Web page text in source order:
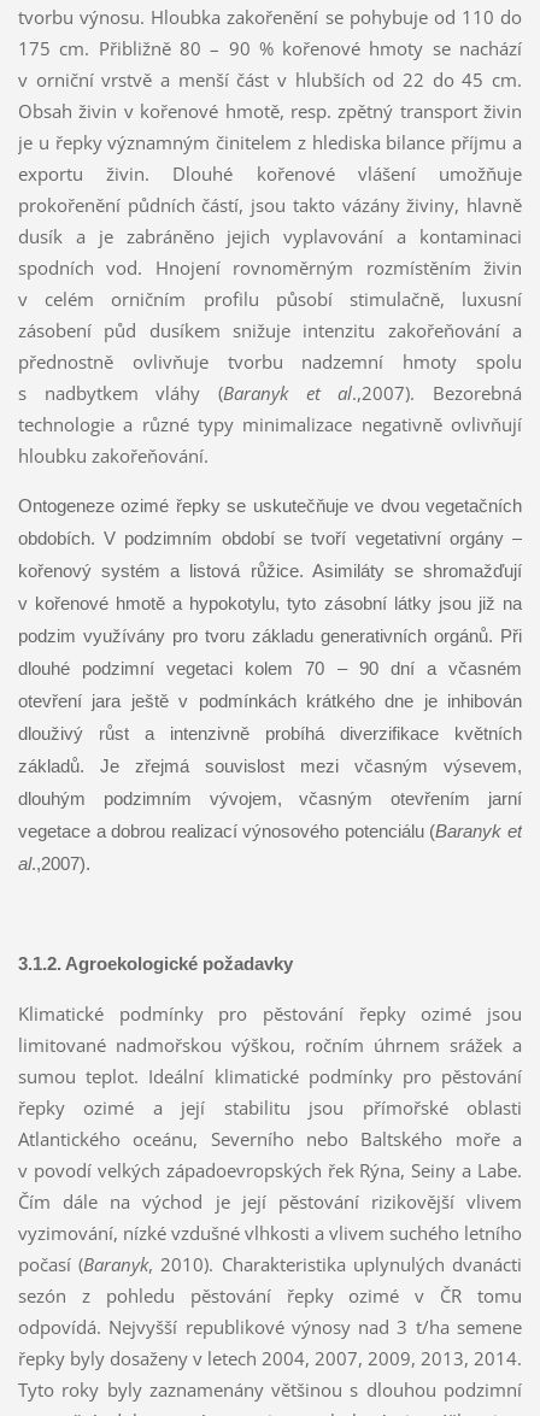
tvorbu výnosu. Hloubka zakořenění se pohybuje od 110 do
175 cm. Přibližně 80 – 90 % kořenové hmoty se nachází
v orniční vrstvě a menší část v hlubších od 22 do 45 cm.
Obsah živin v kořenové hmotě, resp. zpětný transport živin
je u řepky významným činitelem z hlediska bilance příjmu a
exportu živin. Dlouhé kořenové vlášení umožňuje
prokořenění půdních částí, jsou takto vázány živiny, hlavně
dusík a je zabráněno jejich vyplavování a kontaminaci
spodních vod. Hnojení rovnoměrným rozmístěním živin
v celém orničním profilu působí stimulačně, luxusní
zásobení půd dusíkem snižuje intenzitu zakořeňování a
přednostně ovlivňuje tvorbu nadzemní hmoty spolu
s nadbytkem vláhy (Baranyk et al.,2007). Bezorebná
technologie a různé typy minimalizace negativně ovlivňují
hloubku zakořeňování.
Ontogeneze ozimé řepky se uskutečňuje ve dvou vegetačních
obdobích. V podzimním období se tvoří vegetativní orgány –
kořenový systém a listová růžice. Asimiláty se shromažďují
v kořenové hmotě a hypokotylu, tyto zásobní látky jsou již na
podzim využívány pro tvoru základu generativních orgánů. Při
dlouhé podzimní vegetaci kolem 70 – 90 dní a včasném
otevření jara ještě v podmínkách krátkého dne je inhibován
dlouživý růst a intenzivně probíhá diverzifikace květních
základů. Je zřejmá souvislost mezi včasným výsevem,
dlouhým podzimním vývojem, včasným otevřením jarní
vegetace a dobrou realizací výnosového potenciálu (Baranyk et
al.,2007).
3.1.2. Agroekologické požadavky
Klimatické podmínky pro pěstování řepky ozimé jsou
limitované nadmořskou výškou, ročním úhrnem srážek a
sumou teplot. Ideální klimatické podmínky pro pěstování
řepky ozimé a její stabilitu jsou přímořské oblasti
Atlantického oceánu, Severního nebo Baltského moře a
v povodí velkých západoevropských řek Rýna, Seiny a Labe.
Čím dále na východ je její pěstování rizikovější vlivem
vyzimování, nízké vzdušné vlhkosti a vlivem suchého letního
počasí (Baranyk, 2010). Charakteristika uplynulých dvanácti
sezón z pohledu pěstování řepky ozimé v ČR tomu
odpovídá. Nejvyšší republikové výnosy nad 3 t/ha semene
řepky byly dosaženy v letech 2004, 2007, 2009, 2013, 2014.
Tyto roky byly zaznamenány většinou s dlouhou podzimní